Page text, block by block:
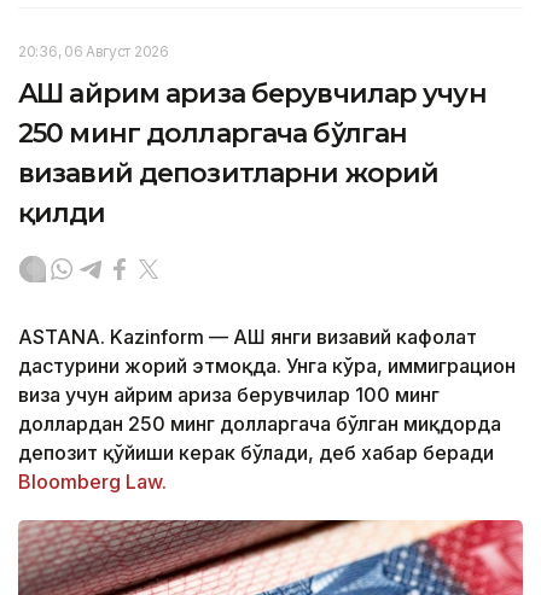
20:36, 06 Август 2026
АҚШ айрим ариза берувчилар учун
250 минг долларгача бўлган
визавий депозитларни жорий
қилди
ASTANA. Kazinform — АҚШ янги визавий кафолат
дастурини жорий этмоқда. Унга кўра, иммиграцион
виза учун айрим ариза берувчилар 100 минг
доллардан 250 минг долларгача бўлган миқдорда
депозит қўйиши керак бўлади, деб хабар беради
Bloomberg Law.